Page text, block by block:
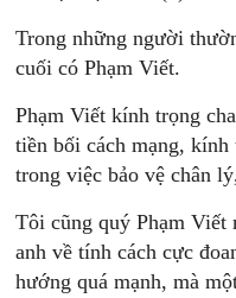
Trong những người
cuối có Phạm Viết.
Phạm Viết kính trọng
tiền bối cách mạng, kính
trong việc bảo vệ chân
Tôi cũng quý Phạm
anh về tính cách cực
hướng quá mạnh, mà